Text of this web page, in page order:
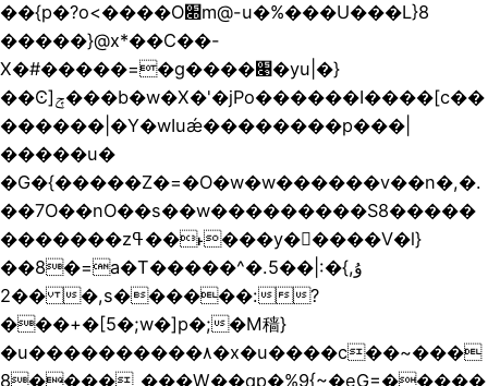
��{p�?o<����O׍m@-u�%���U���L}8
�����}@x*��C��-
X�#�����=�g����׉�yu|�}
��Ͼ]ݼ���b�w�X�'�jPo������I����[c��
������|�Y�wIuǽ��������p���|
�����u�
�G�{�����Z�=�O�w�w������v��n�,�.
��7O��nO��s��w���������S8�����
�������zߟ��˫���y�����V�l}
��8�=a�T�����^�.5��ۇ,}�:|
��2 �s������:?
���+�[5�;w�]p�;�M穑}
�u����������۸�x�u����c��~���
8����_���W��qp�%9{~�eG=�����